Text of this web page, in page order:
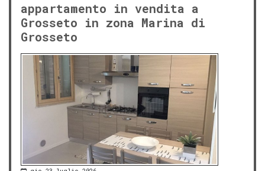
appartamento in vendita a
Grosseto in zona Marina di
Grosseto